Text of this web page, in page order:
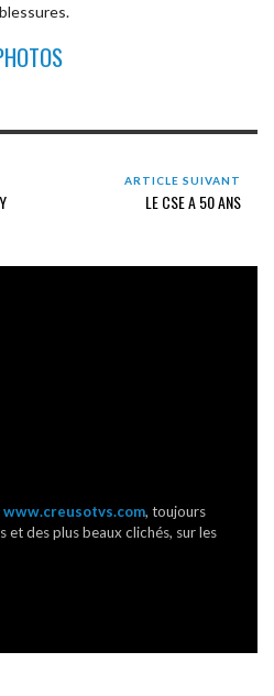
ARTICLE SUIVANT
LE CSE A 50 ANS
www.creusotvs.com, toujours
et des plus beaux clichés, sur les